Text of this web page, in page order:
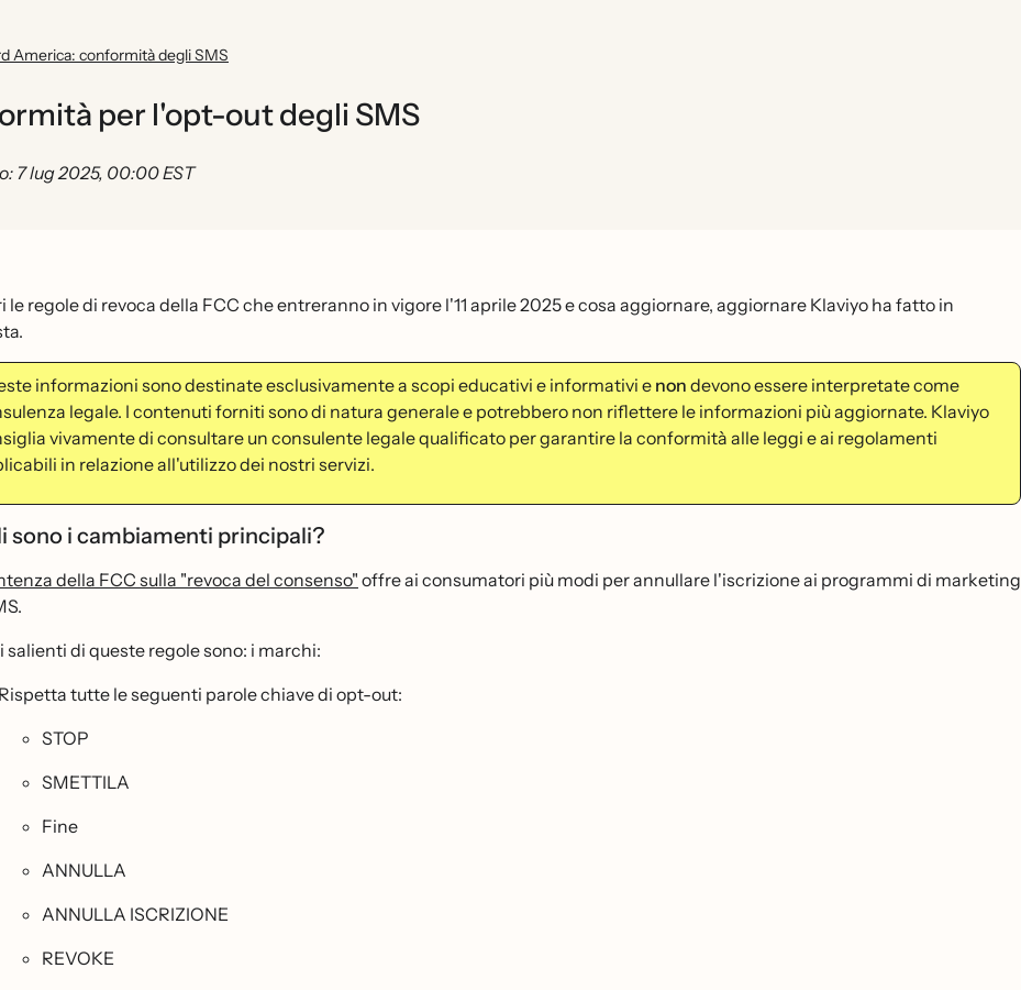
America: conformità degli SMS
per l'opt-out degli SMS
7 lug 2025, 00:00 EST
le regole di revoca della FCC che entreranno in vigore l'11 aprile 2025 e cosa aggiornare, aggiornare Klaviyo ha fatto in
informazioni sono destinate esclusivamente a scopi educativi e informativi e non devono essere interpretate come
legale. I contenuti forniti sono di natura generale e potrebbero non riflettere le informazioni più aggiornate. Klaviyo
vivamente di consultare un consulente legale qualificato per garantire la conformità alle leggi e ai regolamenti
in relazione all'utilizzo dei nostri servizi.
sono i cambiamenti principali?
della FCC sulla "revoca del consenso" offre ai consumatori più modi per annullare l'iscrizione ai programmi di marketing
salienti di queste regole sono: i marchi:
Rispetta tutte le seguenti parole chiave di opt-out:
STOP
SMETTILA
Fine
ANNULLA
ANNULLA ISCRIZIONE
REVOKE